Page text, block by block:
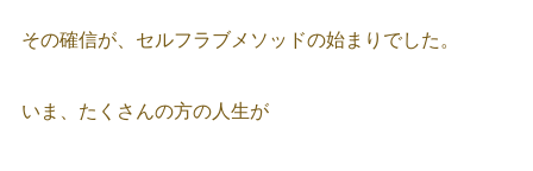
その確信が、セルフラブメソッドの始まりでした。
いま、たくさんの方の人生が